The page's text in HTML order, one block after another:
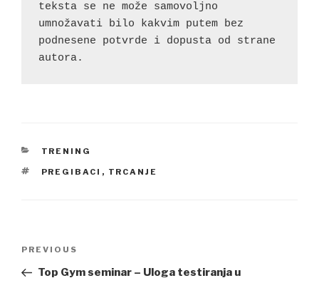
teksta se ne može samovoljno
umnožavati bilo kakvim putem bez
podnesene potvrde i dopusta od strane
autora.
CATEGORIES
TRENING
TAGS
PREGIBACI , TRCANJE
Previous
Post
PREVIOUS
Top Gym seminar – Uloga testiranja u